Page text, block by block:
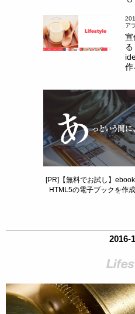
ア
宣
作
[PR]【無料でお試し】
HTML5の電子ブックを作
2016-